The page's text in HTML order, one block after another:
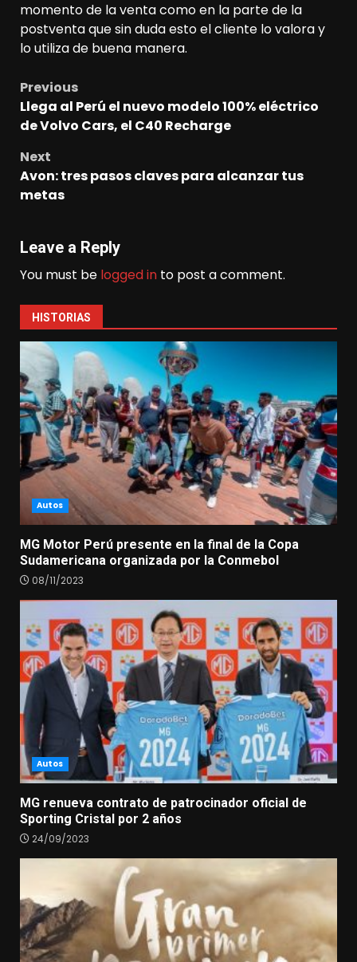
momento de la venta como en la parte de la
postventa que sin duda esto el cliente lo valora y
lo utiliza de buena manera.
Post
navigation
Previous
Llega al Perú el nuevo modelo 100% eléctrico
de Volvo Cars, el C40 Recharge
Next
Avon: tres pasos claves para alcanzar tus
metas
Leave a Reply
You must be logged in to post a comment.
HISTORIAS
Autos
MG Motor Perú presente en la final de la Copa
Sudamericana organizada por la Conmebol
08/11/2023
Autos
MG renueva contrato de patrocinador oficial de
Sporting Cristal por 2 años
24/09/2023